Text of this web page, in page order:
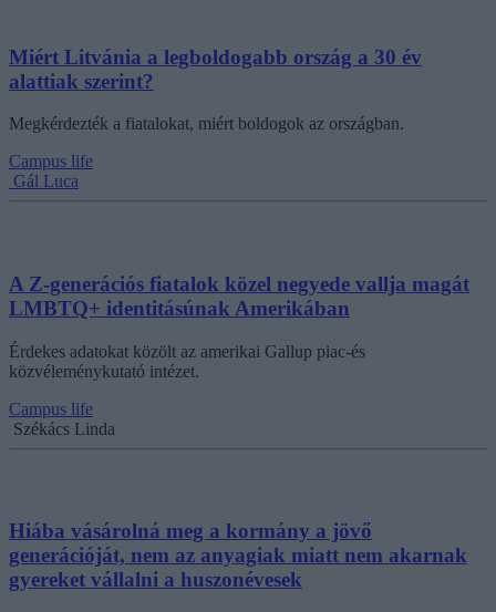
Miért Litvánia a legboldogabb ország a 30 év
alattiak szerint?
Megkérdezték a fiatalokat, miért boldogok az országban.
Campus life
Gál Luca
A Z-generációs fiatalok közel negyede vallja magát
LMBTQ+ identitásúnak Amerikában
Érdekes adatokat közölt az amerikai Gallup piac-és
közvéleménykutató intézet.
Campus life
Székács Linda
Hiába vásárolná meg a kormány a jövő
generációját, nem az anyagiak miatt nem akarnak
gyereket vállalni a huszonévesek